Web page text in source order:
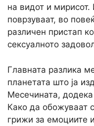
на видот и мирисот.
поврзуваат, во
различен пристап
сексуалното
Главната разлика
планетата што ја
Месечината, додека
Како да обожуваат
грижи за емоциите